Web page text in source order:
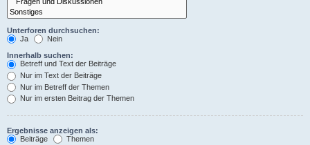
Unterforen durchsuchen:
Ja
Nein
Innerhalb suchen:
Betreff und Text der Beiträge
Nur im Text der Beiträge
Nur im Betreff der Themen
Nur im ersten Beitrag der Themen
Ergebnisse anzeigen als:
Beiträge
Themen